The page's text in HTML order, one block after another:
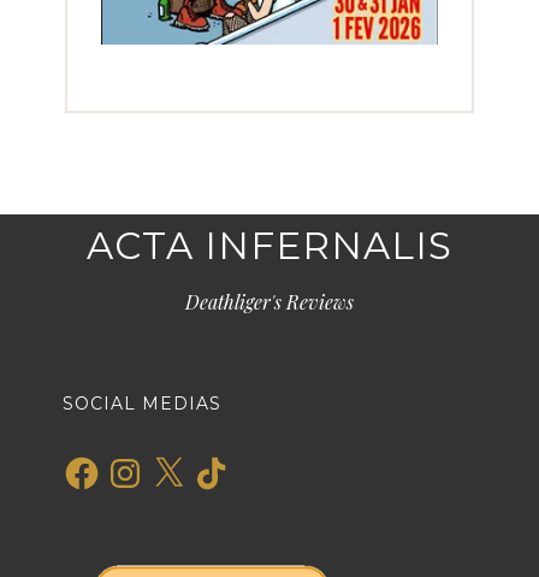
ACTA INFERNALIS
Deathliger's Reviews
SOCIAL MEDIAS
FacebookInstagram
X TikTok